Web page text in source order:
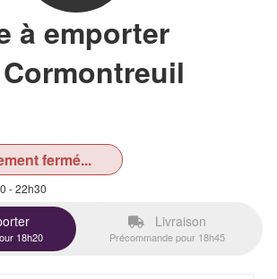
à emporter
fermé...
- 22h30
18h20
Livraison
Précommande pour 18h45